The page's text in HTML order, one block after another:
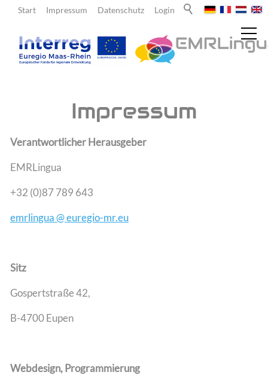
Login
Datenschutz
Impressum
Start
Über uns
Lernende
Impressum
Verantwortlicher Herausgeber
EMRLingua
+32 (0)87 789 643
emrlingua @ euregio-mr.eu
Sitz
Gospertstraße 42,
B-4700 Eupen
Webdesign, Programmierung